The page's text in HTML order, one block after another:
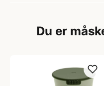
Du er